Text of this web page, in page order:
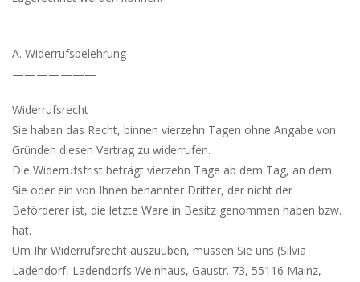
———————
A. Widerrufsbelehrung
———————
Widerrufsrecht
Sie haben das Recht, binnen vierzehn Tagen ohne Angabe von
Gründen diesen Vertrag zu widerrufen.
Die Widerrufsfrist beträgt vierzehn Tage ab dem Tag, an dem
Sie oder ein von Ihnen benannter Dritter, der nicht der
Beförderer ist, die letzte Ware in Besitz genommen haben bzw.
hat.
Um Ihr Widerrufsrecht auszuüben, müssen Sie uns (Silvia
Ladendorf, Ladendorfs Weinhaus, Gaustr. 73, 55116 Mainz,